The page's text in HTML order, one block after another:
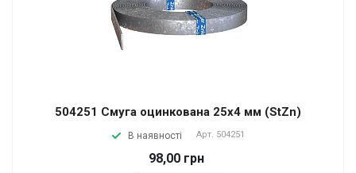
504251 Смуга оцинкована 25х4 мм (StZn)
В наявності Арт. 504251
98,00 грн